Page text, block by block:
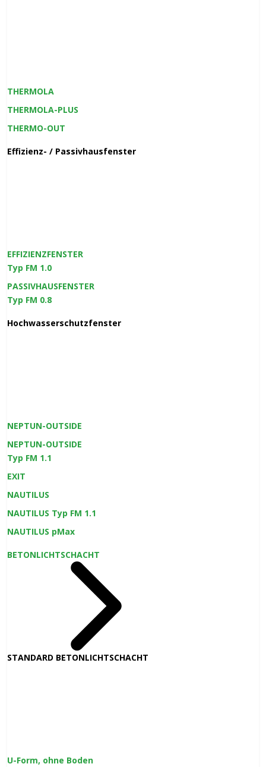
THERMOLA
THERMOLA-PLUS
THERMO-OUT
Effizienz- / Passivhausfenster
EFFIZIENZFENSTER
Typ FM 1.0
PASSIVHAUSFENSTER
Typ FM 0.8
Hochwasserschutzfenster
NEPTUN-OUTSIDE
NEPTUN-OUTSIDE
Typ FM 1.1
EXIT
NAUTILUS
NAUTILUS Typ FM 1.1
NAUTILUS pMax
BETONLICHTSCHACHT
STANDARD BETONLICHTSCHACHT
U-Form, ohne Boden